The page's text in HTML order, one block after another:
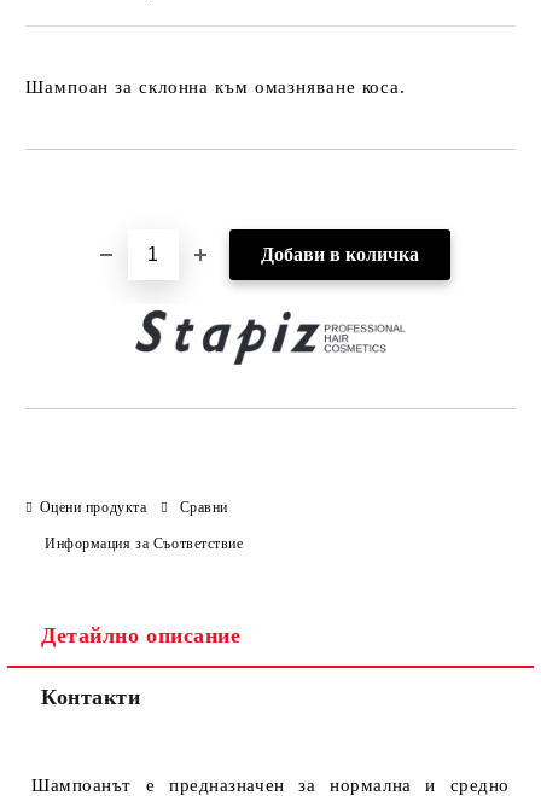
Шампоан за склонна към омазняване коса.
Оцени продукта Сравни
Информация за Съответствие
Детайлно описание
Контакти
Шампоанът е предназначен за нормална и средно